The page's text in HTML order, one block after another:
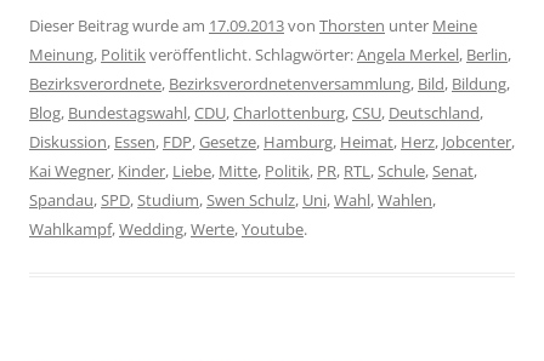
Dieser Beitrag wurde am 17.09.2013von Thorsten unter Meine
Meinung, Politikveröffentlicht. Schlagwörter:Angela Merkel, Berlin,
Bezirksverordnete, Bezirksverordnetenversammlung, Bild, Bildung,
Blog, Bundestagswahl,CDU,Charlottenburg,CSU, Deutschland,
Diskussion, Essen, FDP,Gesetze, Hamburg, Heimat, Herz, Jobcenter,
Kai Wegner, Kinder, Liebe, Mitte, Politik, PR, RTL,Schule,Senat,
Spandau,SPD,Studium,Swen Schulz, Uni,Wahl,Wahlen,
Wahlkampf,Wedding,Werte,Youtube.